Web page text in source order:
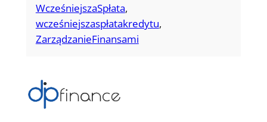
WcześniejszaSpłata
wcześniejszaspłatakredytu
ZarządzanieFinansami